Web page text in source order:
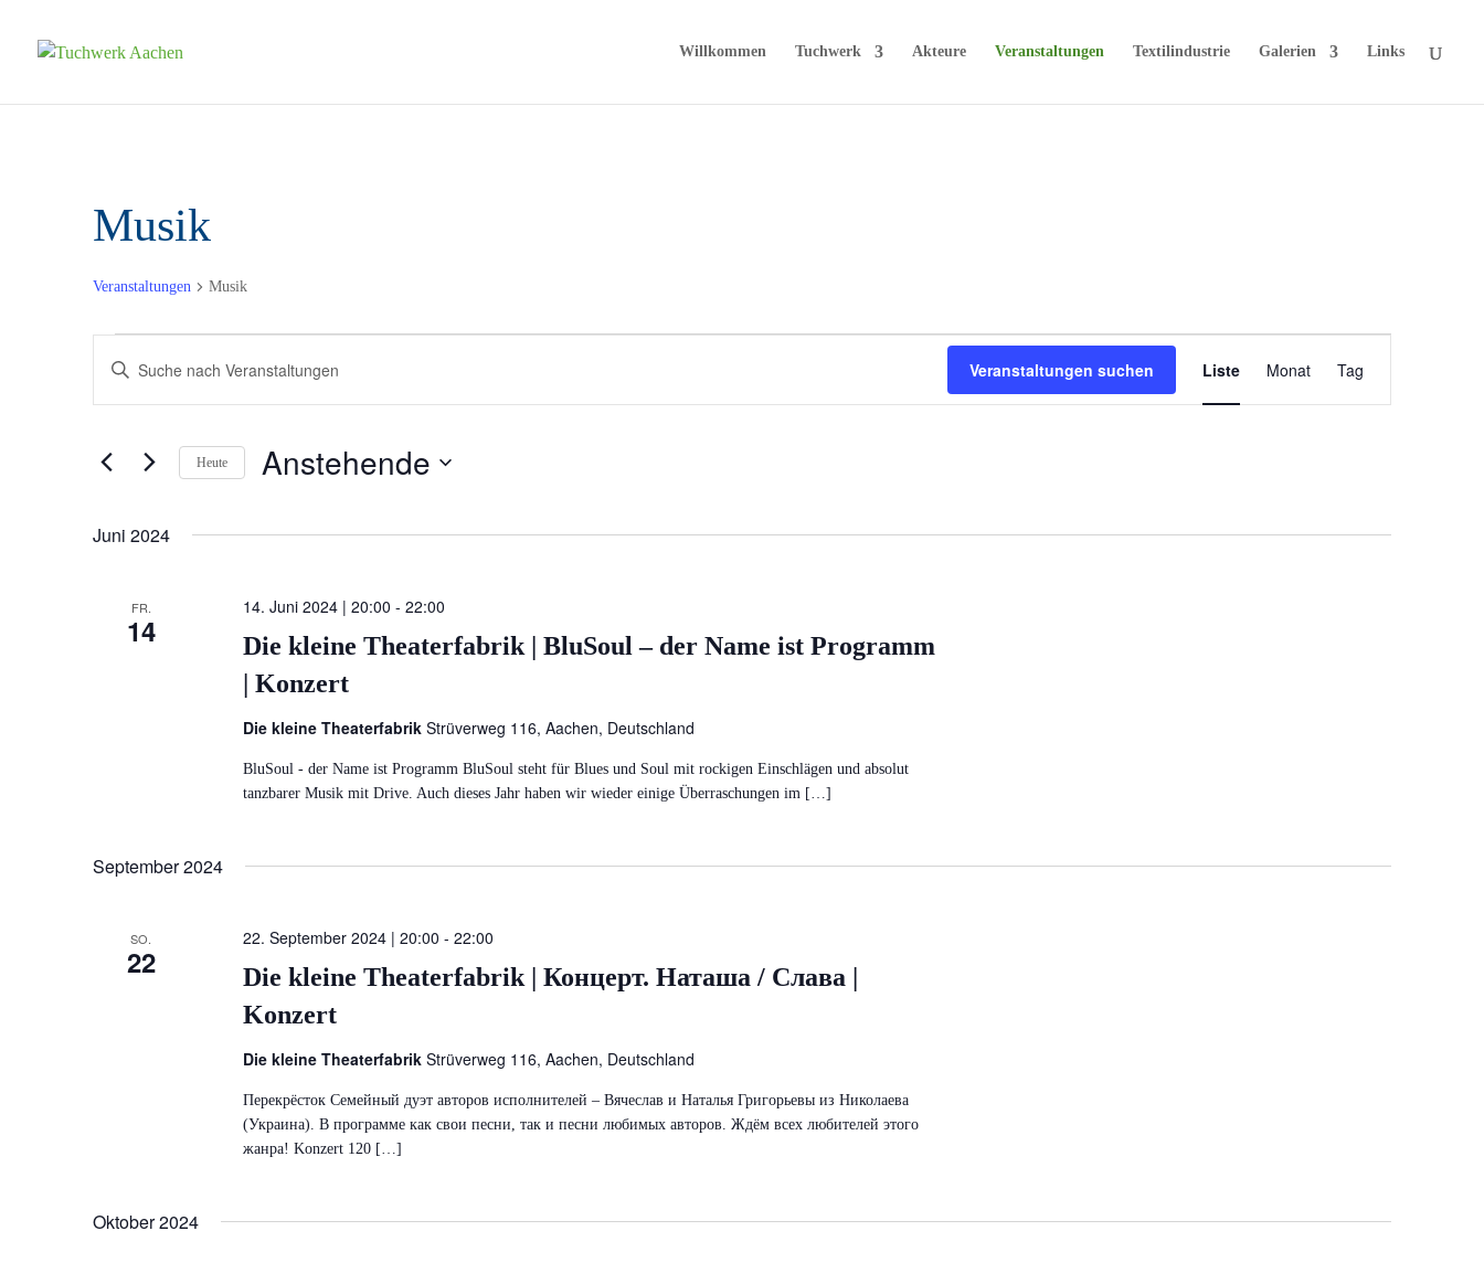
Willkommen Tuchwerk Akteure Veranstaltungen Textilindustrie Galerien Links
Musik
Veranstaltungen Musik
Veranstaltungen
Suche
Ansichten,
Bitte
Suche
Schlüsselwort.
Veranstaltungen suchen
Ansichten-
Navigation
Liste Monat Tag
Heute Anstehende
Juni 2024
FR.
14
Die kleine Theaterfabrik | BluSoul – der Name ist Programm
| Konzert
14. Juni 2024 | 20:00 - 22:00
Die kleine Theaterfabrik Strüverweg 116, Aachen, Deutschland
BluSoul - der Name ist Programm BluSoul steht für Blues und Soul mit rockigen Einschlägen und absolut
tanzbarer Musik mit Drive. Auch dieses Jahr haben wir wieder einige Überraschungen im […]
September 2024
SO.
22
Die kleine Theaterfabrik | Концерт. Наташа / Слава |
Konzert
22. September 2024 | 20:00 - 22:00
Die kleine Theaterfabrik Strüverweg 116, Aachen, Deutschland
Перекрёсток Семейный дуэт авторов исполнителей – Вячеслав и Наталья Григорьевы из Николаева
(Украина). В программе как свои песни, так и песни любимых авторов. Ждём всех любителей этого
жанра! Konzert 120 […]
Oktober 2024